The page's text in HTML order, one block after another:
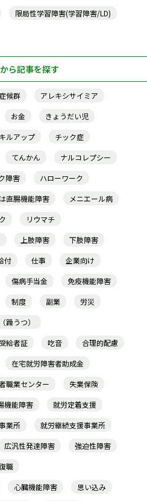
限局性学習障害(学習障害/LD)
ら記事を探す
候群
アレキシサイミア
お金
きょうだい児
ルアップ
チック症
てんかん
ナルコレプシー
障害
ハローワーク
直腸機能障害
メニエール病
リウマチ
上肢障害
下肢障害
付 仕事
企業向け
傷病手当金
免疫機能障害
制度 副業
労災
うつ）
受給者証 吃音
合理的配慮
在宅就労障害者助成金
職業センター
失業保険
機能障害
就労定着支援
業所
就労継続支援事業所
広汎性発達障害
強迫性障害
職
心臓機能障害
思い込み